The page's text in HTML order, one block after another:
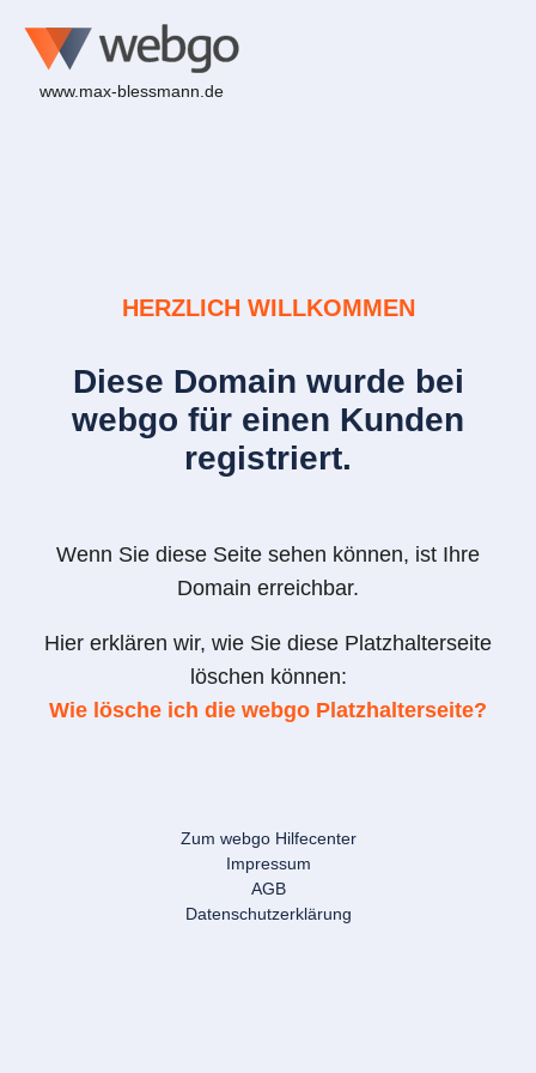
www.max-blessmann.de
HERZLICH WILLKOMMEN
Diese Domain wurde bei
webgo für einen Kunden
registriert.
Wenn Sie diese Seite sehen können, ist Ihre
Domain erreichbar.
Hier erklären wir, wie Sie diese Platzhalterseite
löschen können:
Wie lösche ich die webgo Platzhalterseite?
Zum webgo Hilfecenter
Impressum
AGB
Datenschutzerklärung